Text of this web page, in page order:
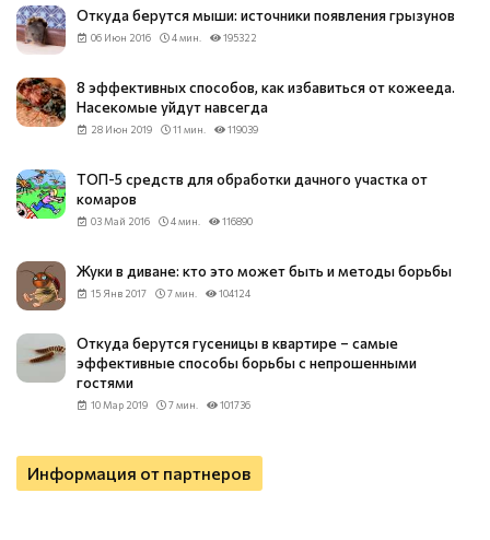
Откуда берутся мыши: источники появления грызунов
06 Июн 2016 4 мин. 195322
8 эффективных способов, как избавиться от кожееда.
Насекомые уйдут навсегда
28 Июн 2019 11 мин. 119039
ТОП-5 средств для обработки дачного участка от
комаров
03 Май 2016 4 мин. 116890
Жуки в диване: кто это может быть и методы борьбы
15 Янв 2017 7 мин. 104124
Откуда берутся гусеницы в квартире – самые
эффективные способы борьбы с непрошенными
гостями
10 Мар 2019 7 мин. 101736
Информация от партнеров